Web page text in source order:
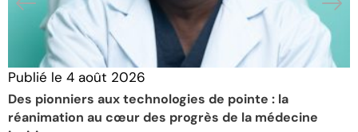
Publié le 4 août 2026
Des pionniers aux technologies de pointe : la
réanimation au cœur des progrès de la médecine